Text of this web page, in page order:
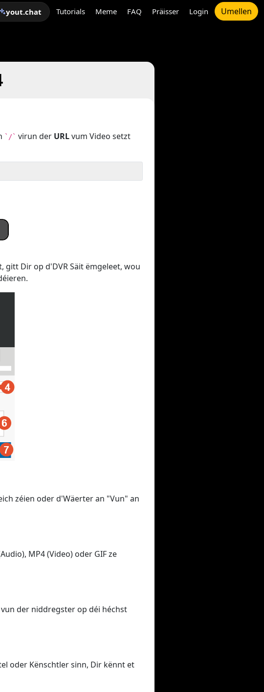
yout.chat Tutorials Meme FAQ Präisser Login Umellen
`/` virun der URLvum Video setzt
Dir op d'DVR Säit ëmgeleet, wou
zéien oder d'Wäerter an "Vun" an
MP4 (Video) oder GIF ze
der niddregster op déi héchst
oder Kënschtler sinn, Dir kënnt et